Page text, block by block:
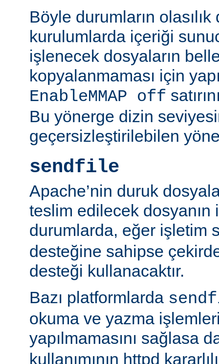
Böyle durumların
kurulumlarda içeriği
işlenecek dosyaların
kopyalanmaması için
EnableMMAP off
Bu yönerge dizin
geçersizleştirilebilen
sendfile
Apache’nin duruk
teslim edilecek dosyanın
durumlarda, eğer işletim
desteğine sahipse
desteği kullanacaktır.
Bazı platformlarda
okuma ve yazma
yapılmamasını sağlasa
kullanımının httpd